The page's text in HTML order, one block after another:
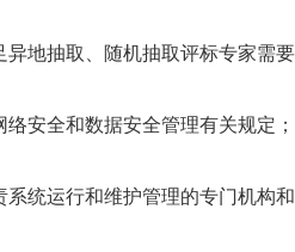
异地抽取、随机抽取评标专家需
络安全和数据安全管理有关规定；
系统运行和维护管理的专门机构